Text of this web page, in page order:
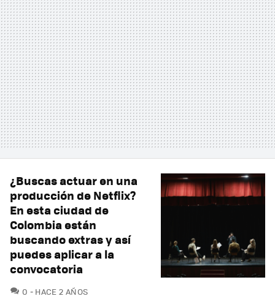
¿Buscas actuar en una
producción de Netflix?
En esta ciudad de
Colombia están
buscando extras y así
puedes aplicar a la
convocatoria
0 COMENTARIOS
HACE 2 AÑOS